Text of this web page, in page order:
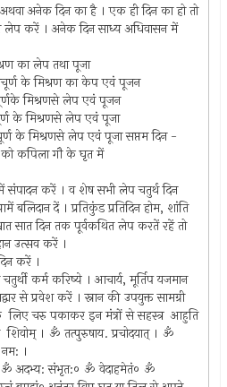
अनेक दिन का है । एक ही दिन का हो तो
लेप करें । अनेक दिन साध्य अधिवासन में
का लेप तथा पूजा
के मिश्रण का केप एवं पूजन
मिश्रणसे लेप एवं पूजन
के मिश्रणसे लेप एवं पूजा
के मिश्रणसे लेप एवं पूजा सप्तम दिन -
को कपिला गौ के घृत में
संपादन करें । व शेष सभी लेप चतुर्थ दिन
दें । प्रतिकुंड प्रतिदिन होम, शांति
सात दिन तक पूर्वकथित लेप करतें रहें तो
उत्सव करें ।
करें ।
कर्म करिष्ये । आचार्य, मूर्तिप यजमान
से प्रवेश करें । स्नान की उपयुक्त सामग्री
लिए चरु पकाकर इन मंत्रों से सहस्त्र आहुति
शिवोम्‌ । ॐ तत्पुरुषाय. प्रचोदयात्‌ । ॐ
।
ॐ अदभ्य: संभृत:० ॐ वेदाहमेतं० ॐ